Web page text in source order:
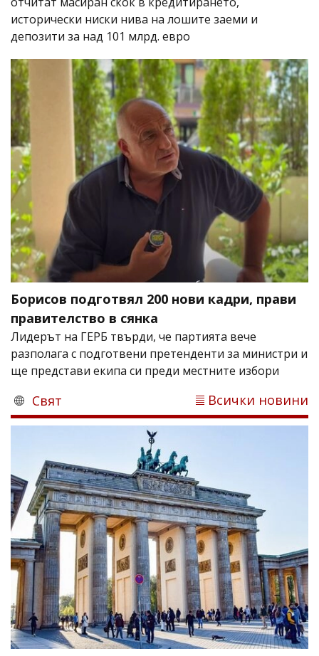
исторически ниски нива на лошите заеми и
депозити за над 101 млрд. евро
Борисов подготвял 200 нови кадри, прави
правителство в сянка
Лидерът на ГЕРБ твърди, че партията вече
разполага с подготвени претенденти за министри и
ще представи екипа си преди местните избори
Свят Всички новини